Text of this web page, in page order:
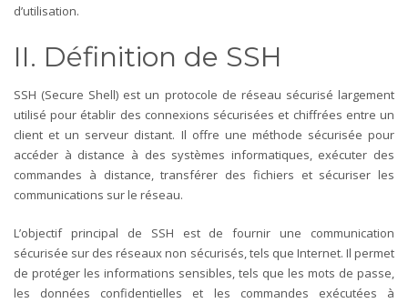
d’utilisation.
II. Définition de SSH
SSH (Secure Shell) est un protocole de réseau sécurisé largement
utilisé pour établir des connexions sécurisées et chiffrées entre un
client et un serveur distant. Il offre une méthode sécurisée pour
accéder à distance à des systèmes informatiques, exécuter des
commandes à distance, transférer des fichiers et sécuriser les
communications sur le réseau.
L’objectif principal de SSH est de fournir une communication
sécurisée sur des réseaux non sécurisés, tels que Internet. Il permet
de protéger les informations sensibles, tels que les mots de passe,
les données confidentielles et les commandes exécutées à